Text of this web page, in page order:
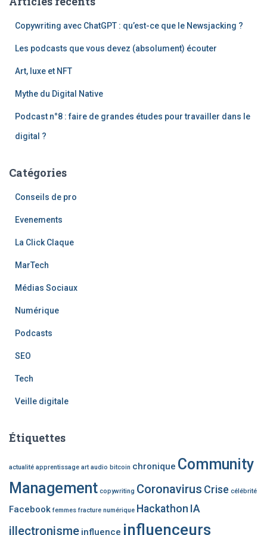
r
Copywriting avec ChatGPT : qu’est-ce que le Newsjacking ?
Les podcasts que vous devez (absolument) écouter
Art, luxe et NFT
Mythe du Digital Native
Podcast n°8 : faire de grandes études pour travailler dans le
digital ?
Catégories
Conseils de pro
Evenements
La Click Claque
MarTech
Médias Sociaux
Numérique
Podcasts
SEO
Tech
Veille digitale
Étiquettes
actualité apprentissage art audio bitcoin chronique Community
Management copywriting Coronavirus Crise célébrité
Facebook femmes fracture numérique Hackathon IA
illectronisme influence influenceurs